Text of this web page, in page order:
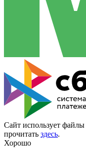
Сайт использует файлы
прочитать здесь.
Хорошо